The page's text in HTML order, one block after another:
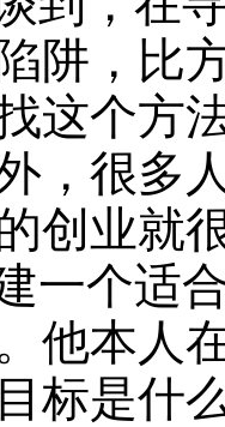
阱，比
这个方
，很多
创业就
一个适
他本人
标是什